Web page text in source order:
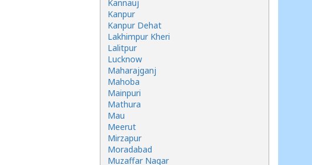
Kannauj
Kanpur
Kanpur Dehat
Lakhimpur Kheri
Lalitpur
Lucknow
Maharajganj
Mahoba
Mainpuri
Mathura
Mau
Meerut
Mirzapur
Moradabad
Muzaffar Nagar